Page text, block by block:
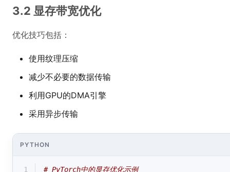
3.2 显存带宽优化
优化技巧包括：
使用纹理压缩
减少不必要的数据传输
利用GPU的DMA引擎
采用异步传输
PYTHON
1
# PyTorch中的显存优化示例